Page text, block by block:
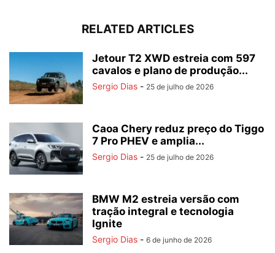
RELATED ARTICLES
Jetour T2 XWD estreia com 597
cavalos e plano de produção...
Sergio Dias - 25 de julho de 2026
Caoa Chery reduz preço do Tiggo
7 Pro PHEV e amplia...
Sergio Dias - 25 de julho de 2026
BMW M2 estreia versão com
tração integral e tecnologia
Ignite
Sergio Dias - 6 de junho de 2026